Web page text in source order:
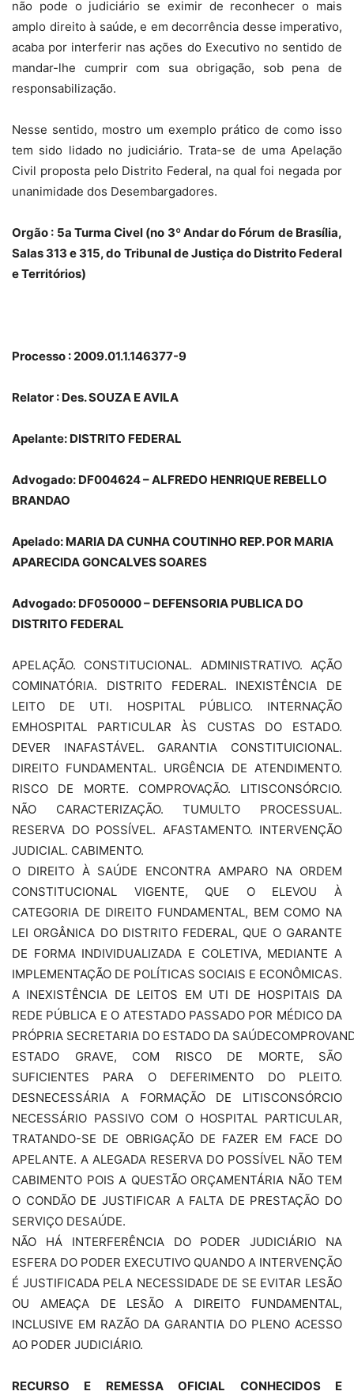
não pode o judiciário se eximir de reconhecer o mais
amplo direito à saúde, e em decorrência desse imperativo,
acaba por interferir nas ações do Executivo no sentido de
mandar-lhe cumprir com sua obrigação, sob pena de
responsabilização.
Nesse sentido, mostro um exemplo prático de como isso
tem sido lidado no judiciário. Trata-se de uma Apelação
Civil proposta pelo Distrito Federal, na qual foi negada por
unanimidade dos Desembargadores.
Orgão : 5a Turma Civel (no 3º Andar do Fórum de Brasília,
Salas 313 e 315, do Tribunal de Justiça do Distrito Federal
e Territórios)
Processo : 2009.01.1.146377-9
Relator : Des. SOUZA E AVILA
Apelante: DISTRITO FEDERAL
Advogado: DF004624 – ALFREDO HENRIQUE REBELLO
BRANDAO
Apelado: MARIA DA CUNHA COUTINHO REP. POR MARIA
APARECIDA GONCALVES SOARES
Advogado: DF050000 – DEFENSORIA PUBLICA DO
DISTRITO FEDERAL
APELAÇÃO. CONSTITUCIONAL. ADMINISTRATIVO. AÇÃO
COMINATÓRIA. DISTRITO FEDERAL. INEXISTÊNCIA DE
LEITO DE UTI. HOSPITAL PÚBLICO. INTERNAÇÃO
EMHOSPITAL PARTICULAR ÀS CUSTAS DO ESTADO.
DEVER INAFASTÁVEL. GARANTIA CONSTITUICIONAL.
DIREITO FUNDAMENTAL. URGÊNCIA DE ATENDIMENTO.
RISCO DE MORTE. COMPROVAÇÃO. LITISCONSÓRCIO.
NÃO CARACTERIZAÇÃO. TUMULTO PROCESSUAL.
RESERVA DO POSSÍVEL. AFASTAMENTO. INTERVENÇÃO
JUDICIAL. CABIMENTO.
O DIREITO À SAÚDE ENCONTRA AMPARO NA ORDEM
CONSTITUCIONAL VIGENTE, QUE O ELEVOU À
CATEGORIA DE DIREITO FUNDAMENTAL, BEM COMO NA
LEI ORGÂNICA DO DISTRITO FEDERAL, QUE O GARANTE
DE FORMA INDIVIDUALIZADA E COLETIVA, MEDIANTE A
IMPLEMENTAÇÃO DE POLÍTICAS SOCIAIS E ECONÔMICAS.
A INEXISTÊNCIA DE LEITOS EM UTI DE HOSPITAIS DA
REDE PÚBLICA E O ATESTADO PASSADO POR MÉDICO DA
PRÓPRIA SECRETARIA DO ESTADO DA
ESTADO GRAVE, COM RISCO DE MORTE, SÃO
SUFICIENTES PARA O DEFERIMENTO DO PLEITO.
DESNECESSÁRIA A FORMAÇÃO DE LITISCONSÓRCIO
NECESSÁRIO PASSIVO COM O HOSPITAL PARTICULAR,
TRATANDO-SE DE OBRIGAÇÃO DE FAZER EM FACE DO
APELANTE. A ALEGADA RESERVA DO POSSÍVEL NÃO TEM
CABIMENTO POIS A QUESTÃO ORÇAMENTÁRIA NÃO TEM
O CONDÃO DE JUSTIFICAR A FALTA DE PRESTAÇÃO DO
SERVIÇO DESAÚDE.
NÃO HÁ INTERFERÊNCIA DO PODER JUDICIÁRIO NA
ESFERA DO PODER EXECUTIVO QUANDO A INTERVENÇÃO
É JUSTIFICADA PELA NECESSIDADE DE SE EVITAR LESÃO
OU AMEAÇA DE LESÃO A DIREITO FUNDAMENTAL,
INCLUSIVE EM RAZÃO DA GARANTIA DO PLENO ACESSO
AO PODER JUDICIÁRIO.
RECURSO E REMESSA OFICIAL CONHECIDOS E